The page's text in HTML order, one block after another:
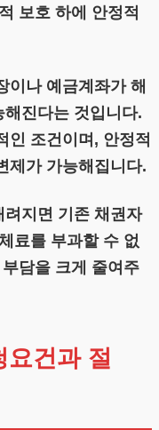
보호 하에 안정적
이나 예금계좌가 해
진다는 것입니다.
인 조건이며, 안정적
제가 가능해집니다.
지면 기존 채권자
료를 부과할 수 없
담을 크게 줄여주
요건과 절